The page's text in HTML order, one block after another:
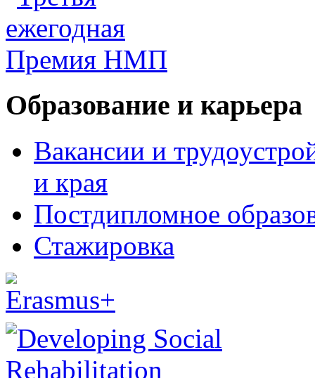
Образование и карьера
Вакансии и
и края
Постдипломное
Стажировка